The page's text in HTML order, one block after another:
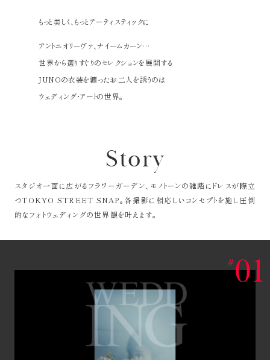
もっと美しく、もっとアーティスティックに
アントニオリーヴァ、ナイームカーン…
世界から選りすぐりのセレクションを展開する
JUNOの衣装を纏ったお二人を誘うのは
ウェディング・アートの世界。
Story
スタジオ一面に広がるフラワーガーデン、 モノトーンの雑踏にドレスが際立
つTOKYO STREET SNAP。 各撮影に相応しいコンセプトを施し圧倒
的なフォトウェディングの世界観を叶えます。
01